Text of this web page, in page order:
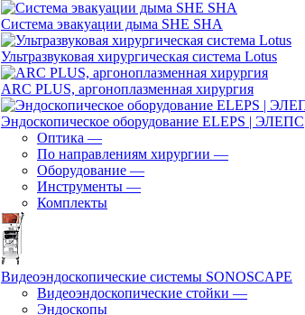
Система эвакуации дыма SHE SHA
Ультразвуковая хирургическая система Lotus
ARC PLUS, аргоноплазменная хирургия
Эндоскопическое оборудование ELEPS | ЭЛЕПС
Оптика —
По направлениям хирургии —
Оборудование —
Инструменты —
Комплекты
Видеоэндоскопические системы SONOSCAPE
Видеоэндоскопические стойки —
Эндоскопы